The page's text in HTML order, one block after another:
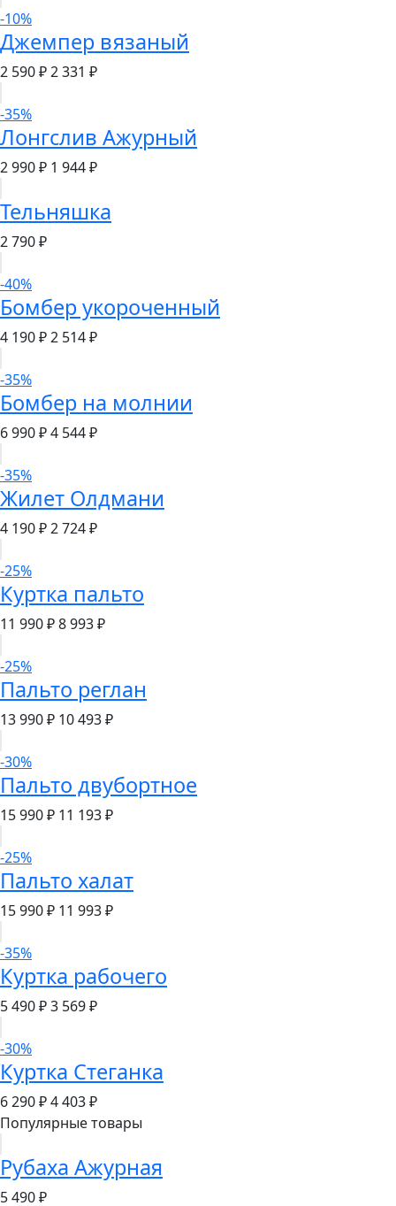
-10%
Джемпер вязаный
2 590 ₽2 331 ₽
-35%
Лонгслив Ажурный
2 990 ₽ 1 944 ₽
Тельняшка
2 790 ₽
-40%
Бомбер укороченный
4 190 ₽2 514 ₽
-35%
Бомбер на молнии
6 990 ₽4 544 ₽
-35%
Жилет Олдмани
4 190 ₽2 724 ₽
-25%
Куртка пальто
11 990 ₽8 993 ₽
-25%
Пальто реглан
13 990 ₽ 10 493 ₽
-30%
Пальто двубортное
15 990 ₽ 11 193 ₽
-25%
Пальто халат
15 990 ₽ 11 993 ₽
-35%
Куртка рабочего
5 490 ₽3 569 ₽
-30%
Куртка Стеганка
6 290 ₽4 403 ₽
Популярные товары
Рубаха Ажурная
5 490 ₽